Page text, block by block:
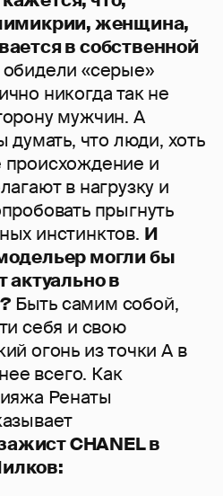
женщина,
в собственной
«серые»
никогда так не
мужчин. А
думать, что люди, хоть
и
в нагрузку и
прыгнуть
инстинктов. И
могли бы
актуально в
Быть самим собой,
себя и свою
огонь из точки А в
всего. Как
Ренаты
CHANEL в